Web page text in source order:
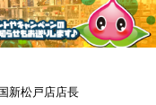
新松戸店店長